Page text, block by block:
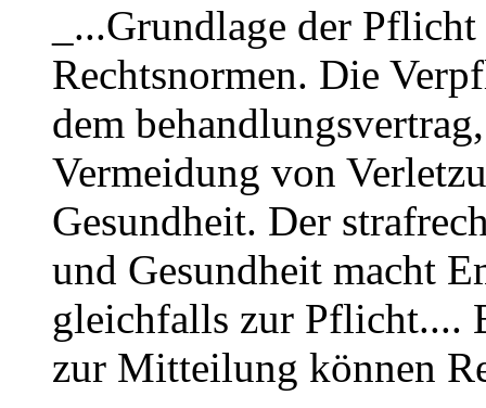
_...Grundlage der
Rechtsnormen. Die
dem
Vermeidung von
Gesundheit. Der
und Gesundheit macht
gleichfalls zur Pflicht....
zur Mitteilung können